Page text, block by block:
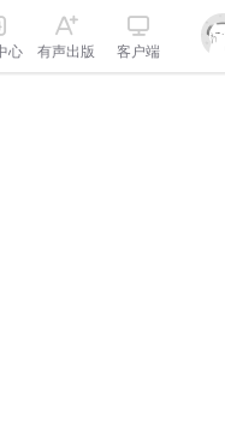
心 有声出版 客户端